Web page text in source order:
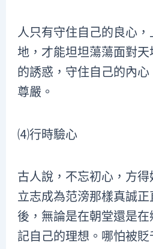
人只有守住自己的良心
地，才能坦坦蕩蕩面對
的誘惑，守住自己的內
尊嚴。
⑷行時驗心
古人說，不忘初心，方
立志成為范滂那樣真誠
後，無論是在朝堂還是
記自己的理想。哪怕被貶